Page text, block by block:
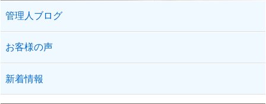
管理人ブログ
お客様の声
新着情報